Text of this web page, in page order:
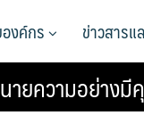
งค์กร ข่าวสาร
ายความอย่าง